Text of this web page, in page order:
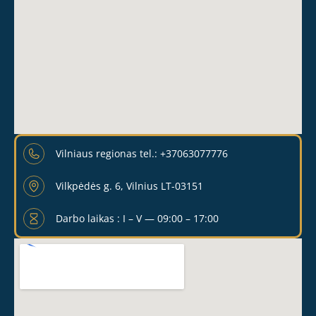
Vilniaus regionas tel.: +37063077776
Vilkpėdės g. 6, Vilnius LT-03151
Darbo laikas : I – V — 09:00 – 17:00